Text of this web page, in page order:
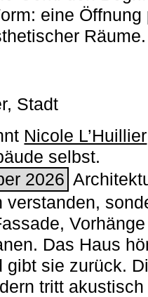
eine Öffnung
Räume.
Stadt
Nicole L’Huillier
selbst.
2026
verstanden,
Das Haus
gibt sie zurück.
tritt